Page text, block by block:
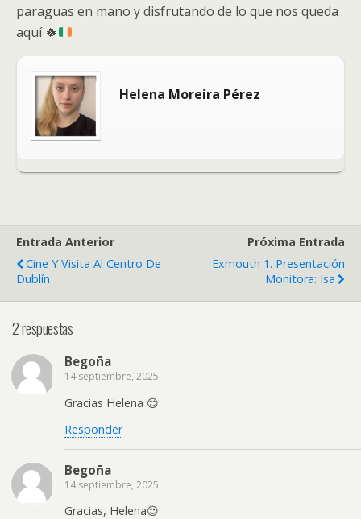
paraguas en mano y disfrutando de lo que nos queda
aquí 🍀
Helena Moreira Pérez
Entrada Anterior
Cine Y Visita Al Centro De
Dublín
Próxima Entrada
Exmouth 1. Presentación
Monitora: Isa
2 respuestas
Begoña
14 septiembre, 2025
Gracias Helena 😊
Responder
Begoña
14 septiembre, 2025
Gracias, Helena😍